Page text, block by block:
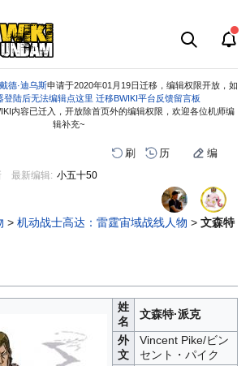
德·迪乌斯申请于2020年01月19日迁移，编辑权限开放，如
登陆后无法编辑点这里 迁移BWIKI平台反馈留言板
内容已迁入，开放除首页外的编辑权限，欢迎各位机师编
辑补充~
刷 历 编
最新编辑: 小五十50
> 机动战士高达：雷霆宙域战线人物 > 文森特
姓
名
文森特·派克
外
文
Vincent Pike/ビン
セント・パイク